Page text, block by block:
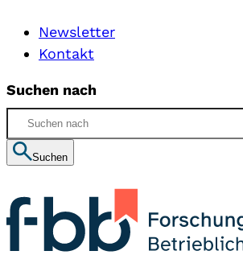
Newsletter
Kontakt
Suchen nach
Suchen